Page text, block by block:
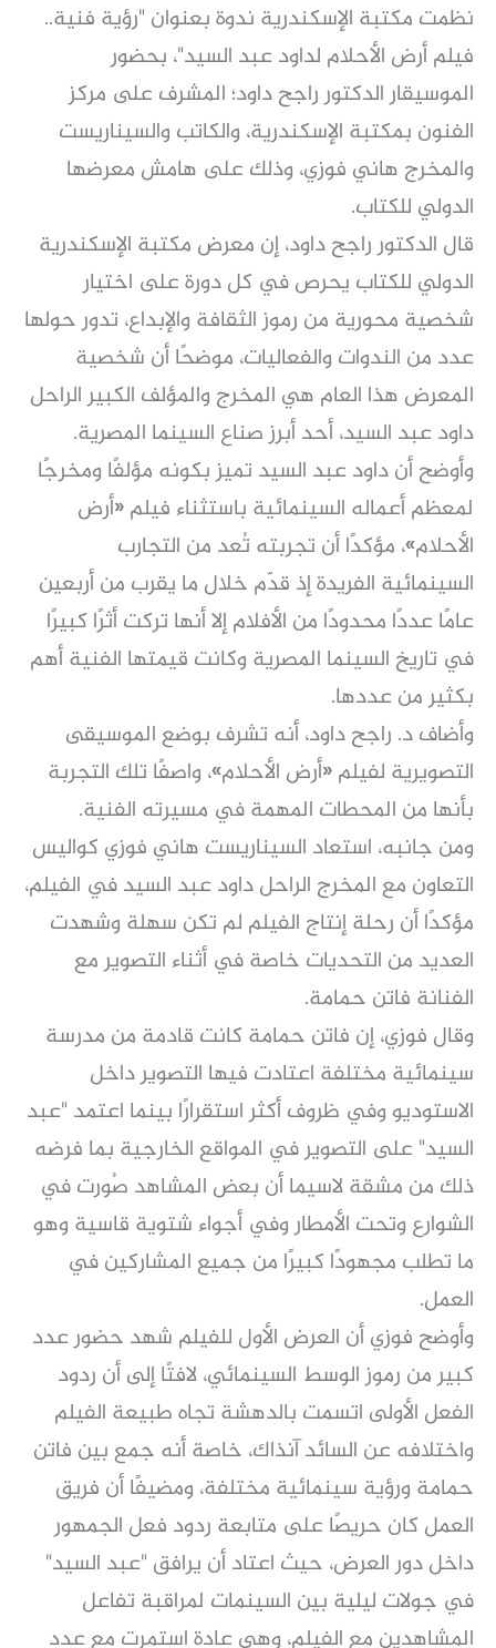
نظمت مكتبة الإسكندرية ندوة بعنوان "رؤية فنية..
فيلم أرض الأحلام لداود عبد السيد"، بحضور
الموسيقار الدكتور راجح داود؛ المشرف على مركز
الفنون بمكتبة الإسكندرية، والكاتب والسيناريست
والمخرج هاني فوزي، وذلك على هامش معرضها
الدولي للكتاب.
قال الدكتور راجح داود، إن معرض مكتبة الإسكندرية
الدولي للكتاب يحرص في كل دورة على اختيار
شخصية محورية من رموز الثقافة والإبداع، تدور حولها
عدد من الندوات والفعاليات، موضحًا أن شخصية
المعرض هذا العام هي المخرج والمؤلف الكبير الراحل
داود عبد السيد، أحد أبرز صناع السينما المصرية.
وأوضح أن داود عبد السيد تميز بكونه مؤلفًا ومخرجًا
لمعظم أعماله السينمائية باستثناء فيلم «أرض
الأحلام»، مؤكدًا أن تجربته تُعد من التجارب
السينمائية الفريدة إذ قدّم خلال ما يقرب من أربعين
عامًا عددًا محدودًا من الأفلام إلا أنها تركت أثرًا كبيرًا
في تاريخ السينما المصرية وكانت قيمتها الفنية أهم
بكثير من عددها.
وأضاف د. راجح داود، أنه تشرف بوضع الموسيقى
التصويرية لفيلم «أرض الأحلام»، واصفًا تلك التجربة
بأنها من المحطات المهمة في مسيرته الفنية.
ومن جانبه، استعاد السيناريست هاني فوزي كواليس
التعاون مع المخرج الراحل داود عبد السيد في الفيلم،
مؤكدًا أن رحلة إنتاج الفيلم لم تكن سهلة وشهدت
العديد من التحديات خاصة في أثناء التصوير مع
الفنانة فاتن حمامة.
وقال فوزي، إن فاتن حمامة كانت قادمة من مدرسة
سينمائية مختلفة اعتادت فيها التصوير داخل
الاستوديو وفي ظروف أكثر استقرارًا بينما اعتمد "عبد
السيد" على التصوير في المواقع الخارجية بما فرضه
ذلك من مشقة لاسيما أن بعض المشاهد صُورت في
الشوارع وتحت الأمطار وفي أجواء شتوية قاسية وهو
ما تطلب مجهودًا كبيرًا من جميع المشاركين في
العمل.
وأوضح فوزي أن العرض الأول للفيلم شهد حضور عدد
كبير من رموز الوسط السينمائي، لافتًا إلى أن ردود
الفعل الأولى اتسمت بالدهشة تجاه طبيعة الفيلم
واختلافه عن السائد آنذاك، خاصة أنه جمع بين فاتن
حمامة ورؤية سينمائية مختلفة، ومضيفًا أن فريق
العمل كان حريصًا على متابعة ردود فعل الجمهور
داخل دور العرض، حيث اعتاد أن يرافق "عبد السيد"
في جولات ليلية بين السينمات لمراقبة تفاعل
المشاهدين مع الفيلم، وهي عادة استمرت مع عدد